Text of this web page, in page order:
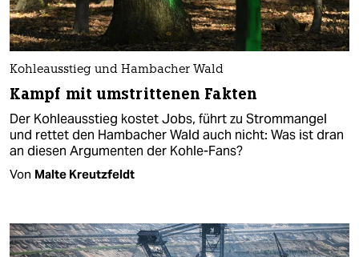
Kohleausstieg und Hambacher Wald
Kampf mit umstrittenen Fakten
Der Kohleausstieg kostet Jobs, führt zu Strommangel
und rettet den Hambacher Wald auch nicht: Was ist dran
an diesen Argumenten der Kohle-Fans?
Von Malte Kreutzfeldt